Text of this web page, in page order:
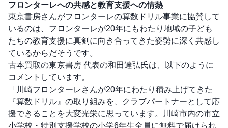
フロンターレへの共感と教育支援への情熱
東京書房さんがフロンターレの算数ドリル事業に協賛して
いるのは、フロンターレが20年にもわたり地域の子ども
たちの教育支援に真剣に向き合ってきた姿勢に深く共感し
ているからだそうです。
古本買取の東京書房 代表の和田達弘氏は、以下のように
コメントしています。
「川崎フロンターレさんが20年にわたり積み上げてきた
『算数ドリル』の取り組みを、クラブパートナーとして応
援できることを大変光栄に思っています。川崎市内の市立
小学校・特別支援学校の小学6年生全員に無料で届けられ